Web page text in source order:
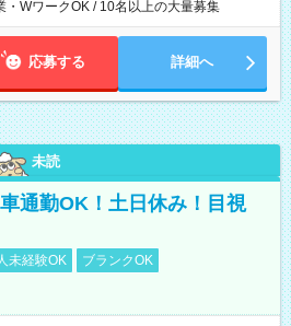
・WワークOK / 10名以上の大量募集
応募する 詳細へ
未読
通勤OK！土日休み！目視
未経験OK
ブランクOK